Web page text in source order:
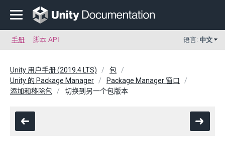
手册 脚本 API 语言: 中文
Unity 用户手册 (2019.4 LTS)
包
Unity 的 Package Manager
Package Manager 窗口
添加和移除包
切换到另一个包版本